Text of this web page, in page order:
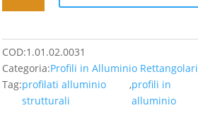
alluminio
COD:1.01.02.0031
Categoria:Profili in Alluminio Rettangolari
Tag:profilati alluminio
strutturali
,profili in
alluminio